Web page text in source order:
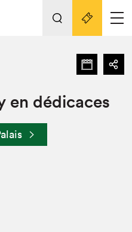
Salon
Nos activités
en dédicaces